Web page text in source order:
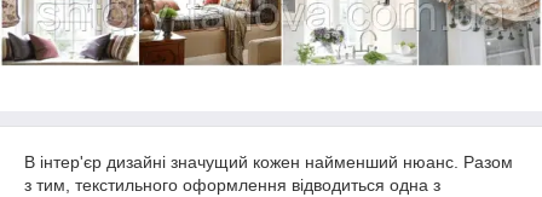
В інтер'єр дизайні значущий кожен найменший нюанс. Разом
з тим, текстильного оформлення відводиться одна з